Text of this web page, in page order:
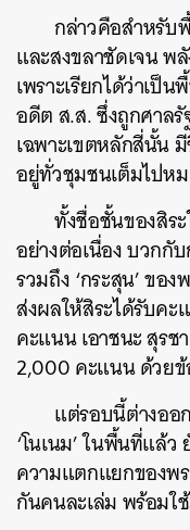
กล่าวคือสำหรั
และสงขลาชัดเจน พ
เพราะเรียกได้ว่าเป็
อดีต ส.ส. ซึ่งถูกศาล
เฉพาะเขตหลักสี่นั้น
อยู่ทั่วชุมชนเต็มไปห
ทั้งชื่อชั้นของสิร
อย่างต่อเนื่อง บวกกั
รวมถึง‘กระสุน’ของ
ส่งผลให้สิระได้รับคะ
คะแนน เอาชนะ สุรช
2,000คะแนน ด้วย
แต่รอบนี้ต่างออ
‘โนเนม’ในพื้นที่แล้ว
ความแตกแยกของพ
กันคนละเล่ม พร้อมใ